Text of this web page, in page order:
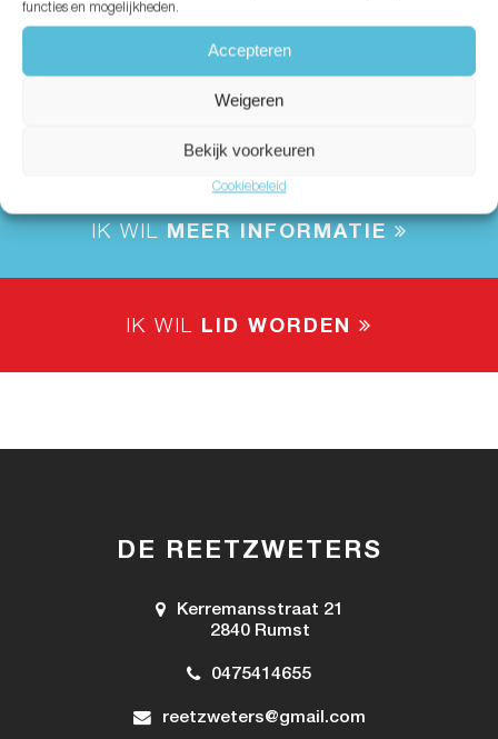
functies en mogelijkheden.
Accepteren
Weigeren
Bekijk voorkeuren
Cookiebeleid
IK WIL MEER INFORMATIE
IK WIL LID WORDEN
DE REETZWETERS
Kerremansstraat 21
2840 Rumst
0475414655
reetzweters@gmail.com